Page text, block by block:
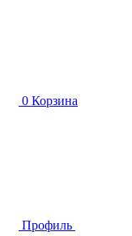
0 Корзина
Профиль